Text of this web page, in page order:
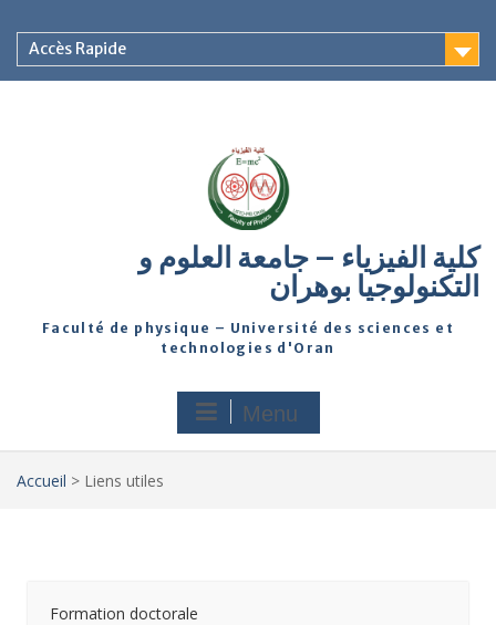
Accès Rapide
كلية الفيزياء – جامعة العلوم و
التكنولوجيا بوهران
Faculté de physique – Université des sciences et
technologies d'Oran
Menu
Accueil > Liens utiles
Formation doctorale